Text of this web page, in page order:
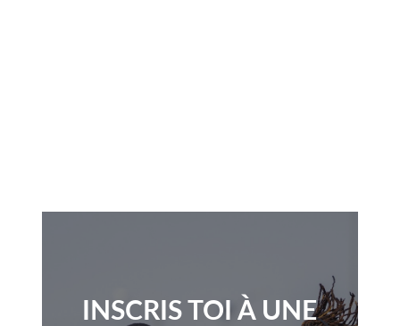
INSCRIS TOI À UNE